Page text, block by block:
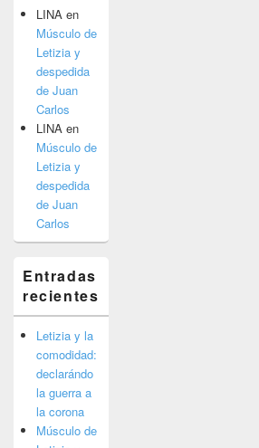
LINA en
Músculo de
Letizia y
despedida
de Juan
Carlos
LINA en
Músculo de
Letizia y
despedida
de Juan
Carlos
Entradas
recientes
Letizia y la
comodidad:
declarándo
la guerra a
la corona
Músculo de